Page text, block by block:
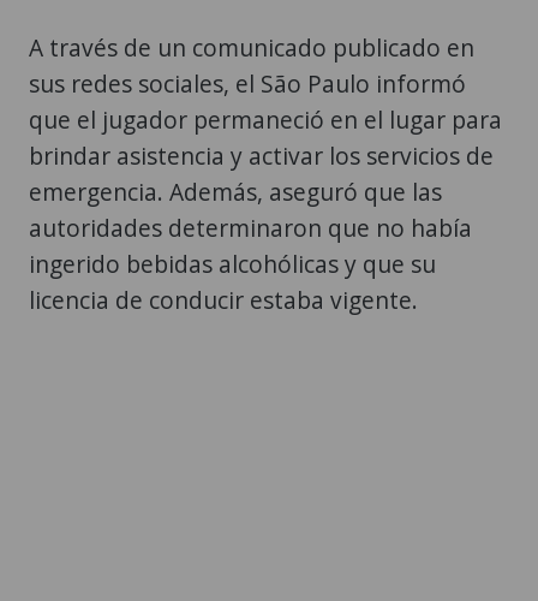
A través de un comunicado publicado en
sus redes sociales, el São Paulo informó
que el jugador permaneció en el lugar para
brindar asistencia y activar los servicios de
emergencia. Además, aseguró que las
autoridades determinaron que no había
ingerido bebidas alcohólicas y que su
licencia de conducir estaba vigente.